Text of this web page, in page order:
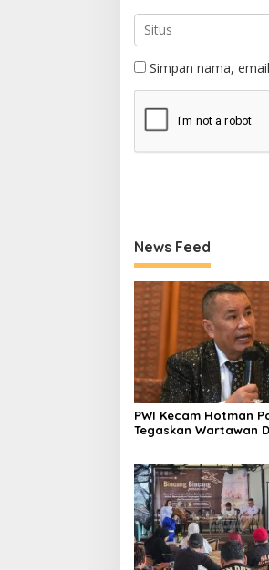
Simpan nama,
News Feed
PWI Kecam Hotman
Tegaskan Wartawan